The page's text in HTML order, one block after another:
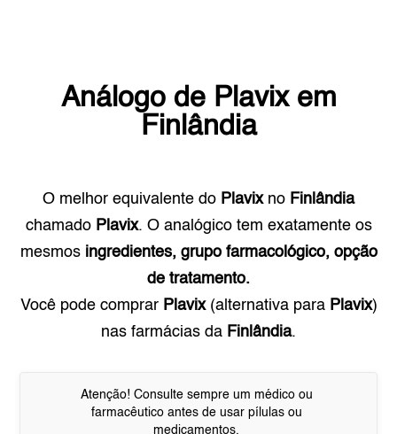
Análogo de Plavixem
Finlândia
O melhor equivalente do Plavixno Finlândia
chamado Plavix. O analógico tem exatamente os
mesmos ingredientes, grupo farmacológico, opção
de tratamento.
Você pode comprar Plavix(alternativa para Plavix)
nas farmácias da Finlândia.
Atenção! Consulte sempre um médico ou
farmacêutico antes de usar pílulas ou
medicamentos.